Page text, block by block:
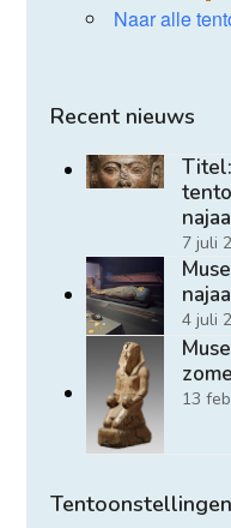
Naar alle
Recent nieuws
7 juli
4 juli
13
Tentoonstellingen